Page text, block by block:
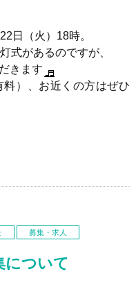
日（火）18時。
式があるのですが、
きます
）、お近くの方はぜひ
募集・求人
について